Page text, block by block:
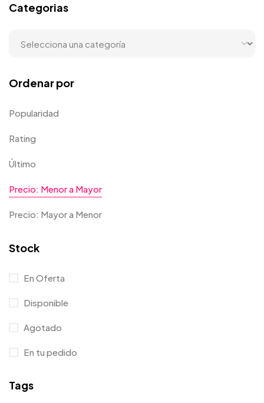
Categorias
Ordenar por
Popularidad
Rating
Último
Precio: Menor a Mayor
Precio: Mayor a Menor
Stock
En Oferta
Disponible
Agotado
En tu pedido
Tags